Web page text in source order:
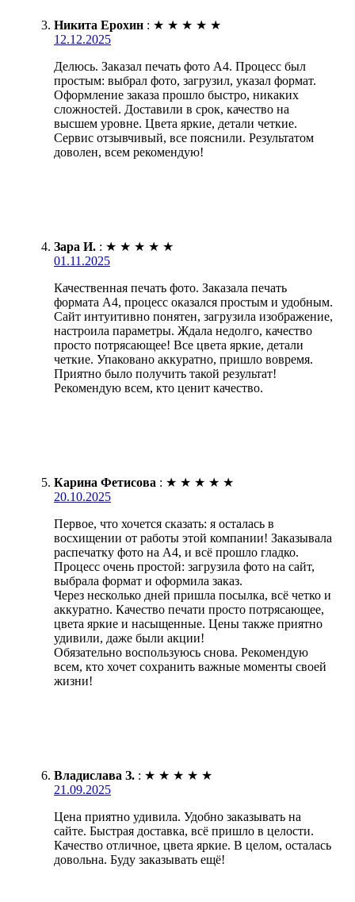
Никита Ерохин : ★ ★ ★ ★ ★
12.12.2025
Делюсь. Заказал печать фото А4. Процесс был
простым: выбрал фото, загрузил, указал формат.
Оформление заказа прошло быстро, никаких
сложностей. Доставили в срок, качество на
высшем уровне. Цвета яркие, детали четкие.
Сервис отзывчивый, все пояснили. Результатом
доволен, всем рекомендую!
Зара И. : ★ ★ ★ ★ ★
01.11.2025
Качественная печать фото. Заказала печать
формата А4, процесс оказался простым и удобным.
Сайт интуитивно понятен, загрузила изображение,
настроила параметры. Ждала недолго, качество
просто потрясающее! Все цвета яркие, детали
четкие. Упаковано аккуратно, пришло вовремя.
Приятно было получить такой результат!
Рекомендую всем, кто ценит качество.
Карина Фетисова : ★ ★ ★ ★ ★
20.10.2025
Первое, что хочется сказать: я осталась в
восхищении от работы этой компании! Заказывала
распечатку фото на А4, и всё прошло гладко.
Процесс очень простой: загрузила фото на сайт,
выбрала формат и оформила заказ.
Через несколько дней пришла посылка, всё четко и
аккуратно. Качество печати просто потрясающее,
цвета яркие и насыщенные. Цены также приятно
удивили, даже были акции!
Обязательно воспользуюсь снова. Рекомендую
всем, кто хочет сохранить важные моменты своей
жизни!
Владислава З. : ★ ★ ★ ★ ★
21.09.2025
Цена приятно удивила. Удобно заказывать на
сайте. Быстрая доставка, всё пришло в целости.
Качество отличное, цвета яркие. В целом, осталась
довольна. Буду заказывать ещё!